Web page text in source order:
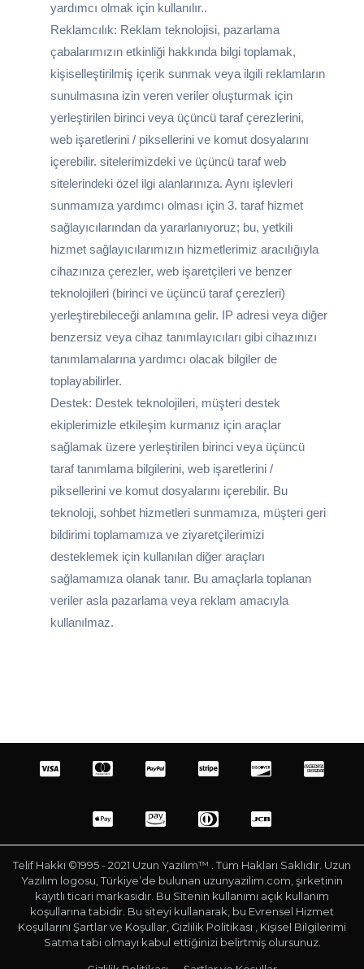
yardımcı olmak için kullanılır..
Reklamcılık: Reklam teknolojisi, pazarlama
çabalarımızın etkinliği hakkında bilgi toplamak,
kişiselleştirilmiş içerik sunmak veya ilgili reklamların
sunulmasına izin veren veriler oluşturmak için
yerleştirilen birinci veya üçüncü taraf çerezlerini,
web işaretlerini / piksellerini ve komut dosyalarını
içerebilir. sitelerimizdeki ve üçüncü taraf web
sitelerindeki özel ilgi alanlarınıza. Aynı işlevleri
sunmamıza yardımcı olması için 3. taraf hizmet
sağlayıcılarından da yararlanıyoruz; bu, yetkili
hizmet sağlayıcılarımızın hizmetlerimiz aracılığıyla
cihazınıza çerezler, web işaretçileri ve benzer
teknolojileri (birinci ve üçüncü taraf çerezleri)
yerleştirebileceği anlamına gelir. IP adresi veya diğer
benzersiz veya cihaz tanımlayıcıları gibi cihazınızı
tanımlamalarına yardımcı olacak bilgiler de
toplayabilirler.
Destek: Destek teknolojileri, müşteri destek
ekiplerimizle etkileşim kurmanız için araçlar
sağlamak üzere yerleştirilen birinci veya üçüncü
taraf tanımlama bilgilerini, web işaretlerini /
piksellerini ve komut dosyalarını içerebilir. Bu
teknoloji, sohbet hizmetleri sunmamıza, müşteri geri
bildirimi toplamamıza ve ziyaretçilerimizi
desteklemek için kullanılan diğer araçları
sağlamamıza olanak tanır. Bu amaçlarla toplanan
veriler asla pazarlama veya reklam amacıyla
kullanılmaz.
Telif Hakkı ©1995 - 2021 Uzun Yazılım™ . Tüm Hakları Saklıdır. Uzun
Yazılım logosu, Türkiye’de bulunan uzunyazilim.com, şirketinin
kayıtlı ticari markasıdır. Bu Sitenin kullanımı açık kullanım
koşullarına tabidir. Bu siteyi kullanarak, bu Evrensel Hizmet
Koşullarını Şartlar ve Koşullar, Gizlilik Politikası , Kişisel Bilgilerimi
Satma tabi olmayı kabul ettiğinizi belirtmiş olursunuz.